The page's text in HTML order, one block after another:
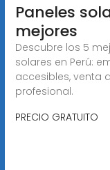
Paneles
mejores
Descubre los 5
solares en Perú:
accesibles, venta
profesional.
PRECIO GRATUITO